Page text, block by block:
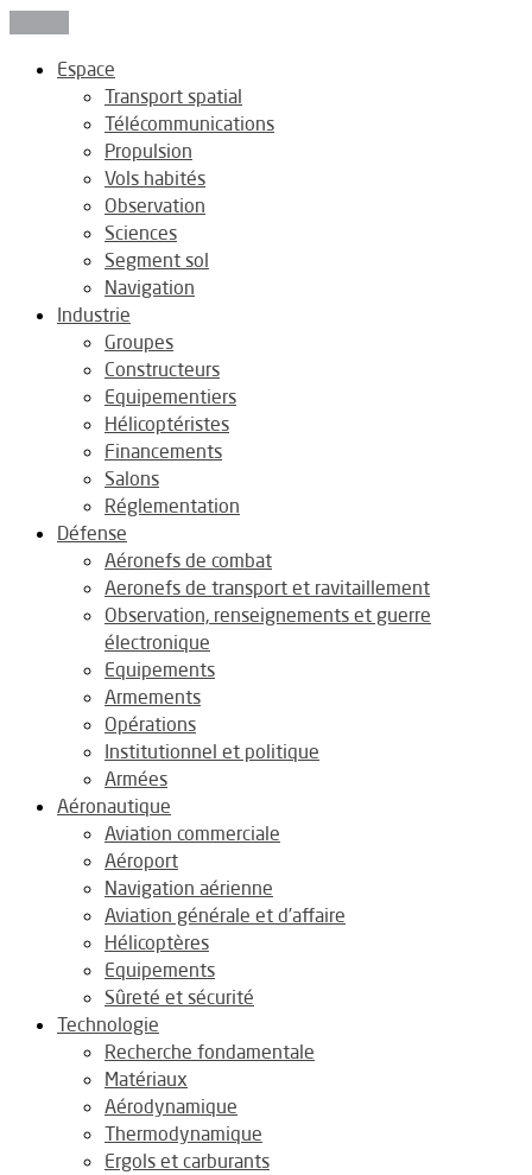
Espace
Transport spatial
Télécommunications
Propulsion
Vols habités
Observation
Sciences
Segment sol
Navigation
Industrie
Groupes
Constructeurs
Equipementiers
Hélicoptéristes
Financements
Salons
Réglementation
Défense
Aéronefs de combat
Aeronefs de transport et ravitaillement
Observation, renseignements et guerre
électronique
Equipements
Armements
Opérations
Institutionnel et politique
Armées
Aéronautique
Aviation commerciale
Aéroport
Navigation aérienne
Aviation générale et d’affaire
Hélicoptères
Equipements
Sûreté et sécurité
Technologie
Recherche fondamentale
Matériaux
Aérodynamique
Thermodynamique
Ergols et carburants